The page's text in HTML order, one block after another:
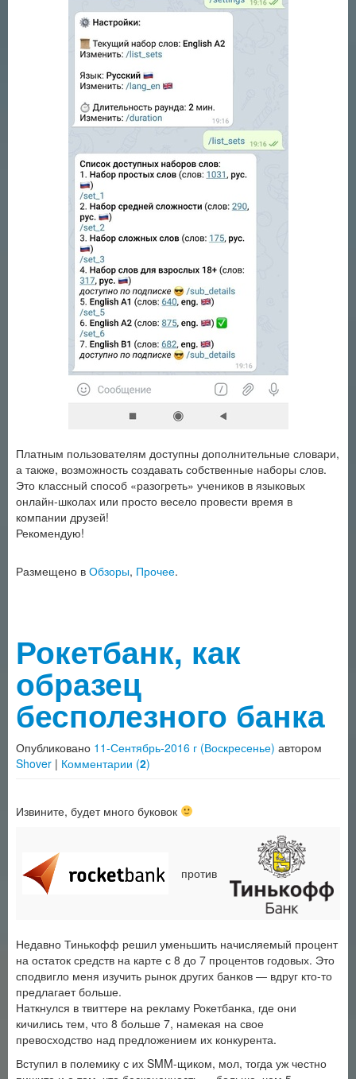
Платным пользователям доступны дополнительные словари,
а также, возможность создавать собственные наборы слов.
Это классный способ «разогреть» учеников в языковых
онлайн-школах или просто весело провести время в
компании друзей!
Рекомендую!
Размещено в Обзоры, Прочее.
Рокетбанк, как
образец
бесполезного банка
Опубликовано 11-Сентябрь-2016 г (Воскресенье) автором
Shover | Комментарии (2)
Извините, будет много буковок
против
Недавно Тинькофф решил уменьшить начисляемый процент
на остаток средств на карте с 8 до 7 процентов годовых. Это
сподвигло меня изучить рынок других банков — вдруг кто-то
предлагает больше.
Наткнулся в твиттере на рекламу Рокетбанка, где они
кичились тем, что 8 больше 7, намекая на свое
превосходство над предложением их конкурента.
Вступил в полемику с их SMM-щиком, мол, тогда уж честно